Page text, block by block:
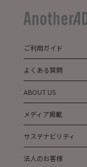
ご利用ガイド
よくある質問
ABOUT US
メディア掲載
サステナビリティ
法人のお客様